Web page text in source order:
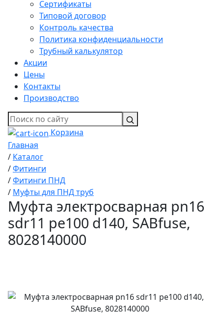
Сертификаты
Типовой договор
Контроль качества
Политика конфиденциальности
Трубный калькулятор
Акции
Цены
Контакты
Производство
Корзина
Главная
/ Каталог
/Фитинги
/Фитинги ПНД
/ Муфты для ПНД труб
Муфта электросварная pn16
sdr11 pe100 d140, SABfuse,
8028140000